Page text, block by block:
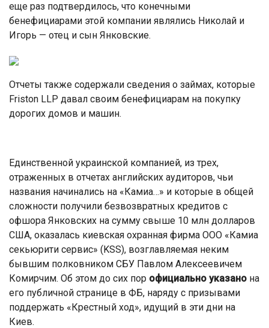
еще раз подтвердилось, что конечными
бенефициарами этой компании являлись Николай и
Игорь — отец и сын Янковские.
Отчеты также содержали сведения о займах, которые
Friston LLP давал своим бенефициарам на покупку
дорогих домов и машин.
Единственной украинской компанией, из трех,
отраженных в отчетах английских аудиторов, чьи
названия начинались на «Камиа…» и которые в общей
сложности получили безвозвратных кредитов с
офшора Янковских на сумму свыше 10 млн долларов
США, оказалась киевская охранная фирма ООО «Камиа
секьюрити сервис» (KSS), возглавляемая неким
бывшим полковником СБУ Павлом Алексеевичем
Комирчим. Об этом до сих пор официально указано на
его публичной странице в ФБ, наряду с призывами
поддержать «Крестный ход», идущий в эти дни на
Киев.